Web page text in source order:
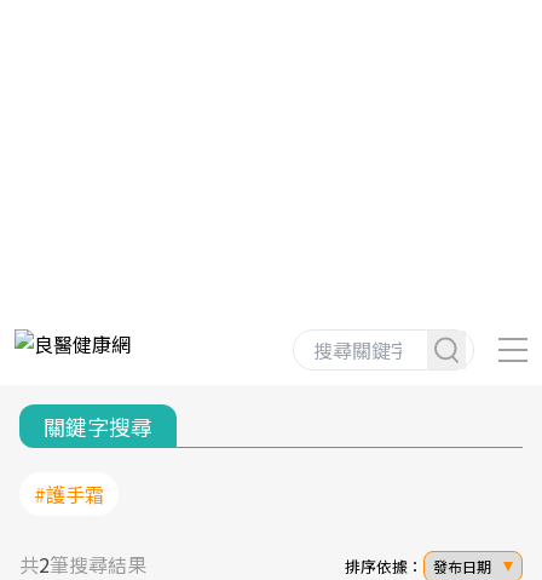
關鍵字搜尋
#護手霜
共2筆搜尋結果 排序依據： 發布日期